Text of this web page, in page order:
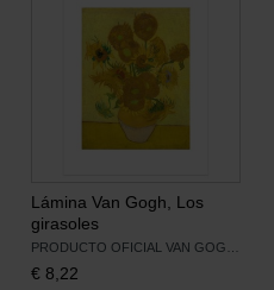
Lámina Van Gogh, Los
girasoles
€ 8,22